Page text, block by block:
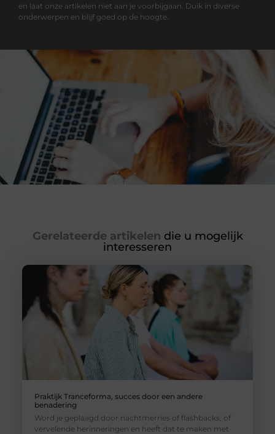
en laat onze artikelen niet aan je voorbijgaan. Duik in diverse
onderwerpen en blijf goed op de hoogte.
Gerelateerde artikelen die u mogelijk
interesseren
Praktijk Tranceforma, succes door een andere
benadering
Word je geplaagd door nachtmerries of flashbacks, of
vervelende herinneringen en heeft dat te maken met